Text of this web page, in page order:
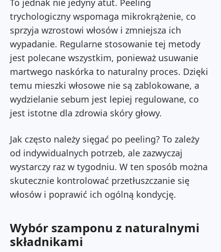
trychologiczny wspomaga mikrokrążenie, co
sprzyja wzrostowi włosów i zmniejsza ich
wypadanie. Regularne stosowanie tej metody
jest polecane wszystkim, ponieważ usuwanie
martwego naskórka to naturalny proces. Dzięki
temu mieszki włosowe nie są zablokowane, a
wydzielanie sebum jest lepiej regulowane, co
jest istotne dla zdrowia skóry głowy.
Jak często należy sięgać po peeling? To zależy
od indywidualnych potrzeb, ale zazwyczaj
wystarczy raz w tygodniu. W ten sposób można
skutecznie kontrolować przetłuszczanie się
włosów i poprawić ich ogólną kondycję.
Wybór szamponu z naturalnymi
składnikami